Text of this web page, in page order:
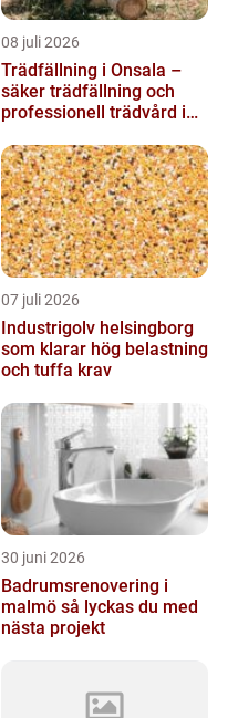
08 juli 2026
Trädfällning i Onsala –
säker trädfällning och
professionell trädvård i
07 juli 2026
Industrigolv helsingborg
som klarar hög belastning
och tuffa krav
30 juni 2026
Badrumsrenovering i
malmö så lyckas du med
nästa projekt